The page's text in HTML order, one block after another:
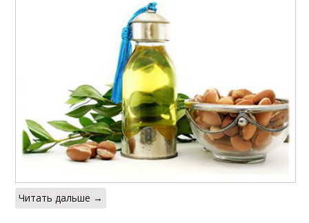
Читать дальше →